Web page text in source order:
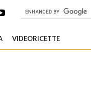
VIDEORICETTE